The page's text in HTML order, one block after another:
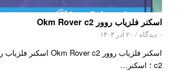
اسکنر فلزیاب روور Okm Rover c2
۰ دیدگاه / ۲۰ آذر ۱۴۰۳
c2 ؛ اسکنر…